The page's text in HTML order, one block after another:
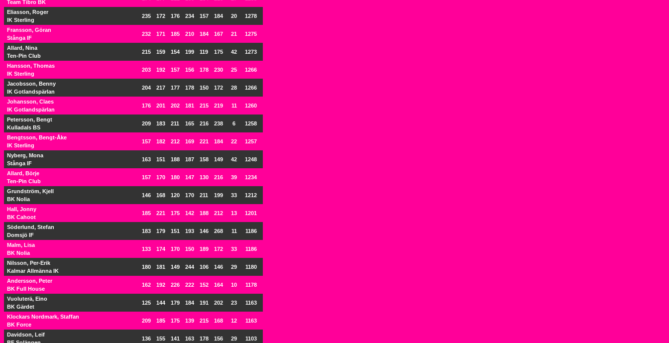
Team Tibro BK
Eliasson, Roger
IK Sterling
235 172 176 234 157 184 20 1278
Fransson, Göran
Stånga IF
232 171 185 210 184 167 21 1275
Allard, Nina
Ten-Pin Club
215 159 154 199 119 175 42 1273
Hansson, Thomas
IK Sterling
203 192 157 156 178 230 25 1266
Jacobsson, Benny
IK Gotlandspärlan
204 217 177 178 150 172 28 1266
Johansson, Claes
IK Gotlandspärlan
176 201 202 181 215 219 11 1260
Petersson, Bengt
Kulladals BS
209 183 211 165 216 238 6 1258
Bengtsson, Bengt-Åke
IK Sterling
157 182 212 169 221 184 22 1257
Nyberg, Mona
Stånga IF
163 151 188 187 158 149 42 1248
Allard, Börje
Ten-Pin Club
157 170 180 147 130 216 39 1234
Grundström, Kjell
BK Nolia
146 168 120 170 211 199 33 1212
Hall, Jonny
BK Cahoot
185 221 175 142 188 212 13 1201
Söderlund, Stefan
Domsjö IF
183 179 151 193 146 268 11 1186
Malm, Lisa
BK Nolia
133 174 170 150 189 172 33 1186
Nilsson, Per-Erik
Kalmar Allmänna IK
180 181 149 244 106 146 29 1180
Andersson, Peter
BK Full House
162 192 226 222 152 164 10 1178
Vuoluterä, Eino
BK Gärdet
125 144 179 184 191 202 23 1163
Klockars Nordmark, Staffan
BK Force
209 185 175 139 215 168 12 1163
Davidson, Leif
136 155 141 163 178 156 29 1103